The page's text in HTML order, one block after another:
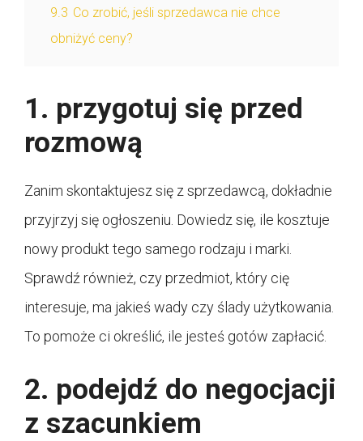
9.3 Co zrobić, jeśli sprzedawca nie chce
obniżyć ceny?
1. przygotuj się przed
rozmową
Zanim skontaktujesz się z sprzedawcą, dokładnie
przyjrzyj się ogłoszeniu. Dowiedz się, ile kosztuje
nowy produkt tego samego rodzaju i marki.
Sprawdź również, czy przedmiot, który cię
interesuje, ma jakieś wady czy ślady użytkowania.
To pomoże ci określić, ile jesteś gotów zapłacić.
2. podejdź do negocjacji
z szacunkiem